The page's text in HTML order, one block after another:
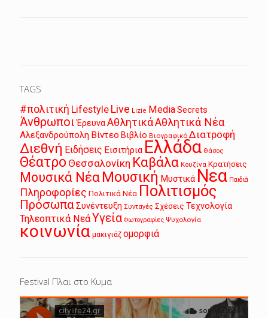
TAGS
#πολιτική Lifestyle Live Lizie MediaSecrets
Άνθρωποι ΈρευναΑθλητικάΑθλητικά Νέα
Αλεξανδρούπολη Βίντεο Βιβλίο Βιογραφικό Διατροφή
Διεθνή Ειδήσεις Εισιτήρια Ελλάδα Θάσος
Θέατρο Θεσσαλονίκη Καβάλα Κουζίνα Κρατήσεις
Μουσικά Νέα Μουσική Μυστικά Νεα Παιδιά
Πληροφορίες Πολιτικά Νέα Πολιτισμός
ΠρόσωπαΣυνέντευξη Συνταγές Σχέσεις Τεχνολογία
Τηλεοπτικά ΝεάΥγεία Φωτογραφίες Ψυχολογία
κοινωνία μακιγιάζ ομορφιά
Festival Πλαι στο Κυμα